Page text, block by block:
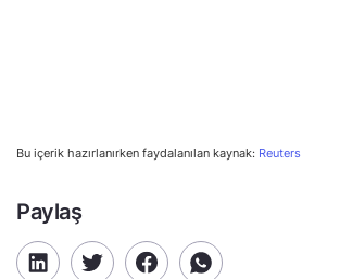
Bu içerik hazırlanırken faydalanılan kaynak: Reuters
Paylaş